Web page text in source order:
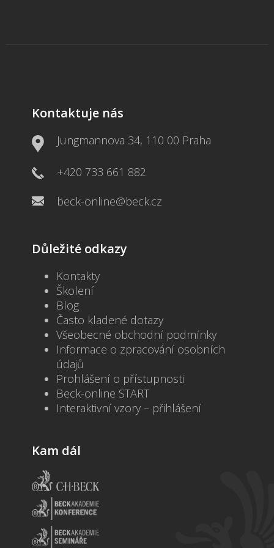
Kontaktuje nás
Jungmannova 34, 110 00 Praha
+420 733 661 882
beck-online@beck.cz
Důležité odkazy
Kontakty
Školení
Blog
Často kladené dotazy
Všeobecné obchodní podmínky
Informace o zpracování osobních
údajů
Prohlášení o přístupnosti
Beck-online START
Interaktivní vzory – přihlášení
Kam dál